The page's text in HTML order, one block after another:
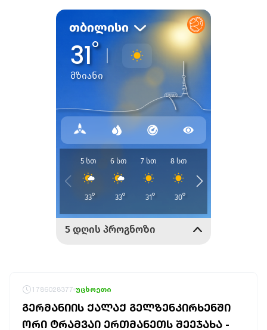
1786028377 უცხოეთი
ᲒᲔᲠᲛᲐᲜᲘᲘᲡ ᲥᲐᲚᲐᲥ ᲒᲔᲚᲖᲔᲜᲙᲘᲠᲮᲔᲜᲨᲘ
ᲝᲠᲘ ᲢᲠᲐᲛᲕᲐᲘ ᲔᲠᲗᲛᲐᲜᲔᲗᲡ ᲨᲔᲔᲯᲐᲮᲐ -